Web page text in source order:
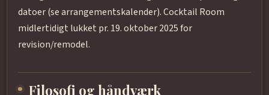
datoer (se arrangementskalender). Cocktail Room
midlertidigt lukket pr. 19. oktober 2025 for
revision/remodel.
Filosofi og håndværk